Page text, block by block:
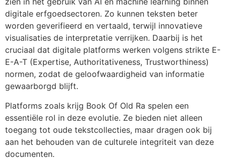
digitale erfgoedsectoren. Zo kunnen teksten beter
worden geverifieerd en vertaald, terwijl innovatieve
visualisaties de interpretatie verrijken. Daarbij is het
cruciaal dat digitale platforms werken volgens strikte E-
E-A-T (Expertise, Authoritativeness, Trustworthiness)
normen, zodat de geloofwaardigheid van informatie
gewaarborgd blijft.
Platforms zoals krijg Book Of Old Ra spelen een
essentiële rol in deze evolutie. Ze bieden niet alleen
toegang tot oude tekstcollecties, maar dragen ook bij
aan het behouden van de culturele integriteit van deze
documenten.